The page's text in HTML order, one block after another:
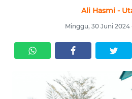
Ali Hasmi -
Minggu, 30 Juni 2024
SERBA-
SERBI